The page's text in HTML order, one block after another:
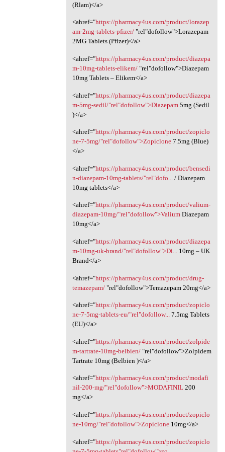
(Rlam)</a>
<ahref="https://pharmacy4us.com/product/lorazep
am-2mg-tablets-pfizer/"rel"dofollow">Lorazepam
2MG Tablets (Pfizer)</a>
<ahref="https://pharmacy4us.com/product/diazepa
m-10mg-tablets-elikem/‎"rel"dofollow">Diazepam
10mg Tablets – Elikem</a>
<ahref="https://pharmacy4us.com/product/diazepa
m-5mg-sedil/"rel"dofollow">Diazepam5mg (Sedil
)</a>
<ahref="https://pharmacy4us.com/product/zopiclo
ne-7-5mg/"rel"dofollow">Zopiclone7.5mg (Blue)
</a>
<ahref="https://pharmacy4us.com/product/bensedi
n-diazepam-10mg-tablets/"rel"dofo...
/ Diazepam
10mg tablets</a>
<ahref="https://pharmacy4us.com/product/valium-
diazepam-10mg/"rel"dofollow">ValiumDiazepam
10mg</a>
<ahref="https://pharmacy4us.com/product/diazepa
m-10mg-uk-brand/"rel"dofollow">Di...
10mg – UK
Brand</a>
<ahref="https://pharmacy4us.com/product/drug-
temazepam/‎"rel"dofollow">Temazepam 20mg</a>
<ahref="https://pharmacy4us.com/product/zopiclo
ne-7-5mg-tablets-eu/"rel"dofollow...7.5mg Tablets
(EU)</a>
<ahref="https://pharmacy4us.com/product/zolpide
m-tartrate-10mg-belbien/‎"rel"dofollow">Zolpidem
Tartrate 10mg (Belbien )</a>
<ahref="https://pharmacy4us.com/product/modafi
nil-200-mg/"rel"dofollow">MODAFINIL200
mg</a>
<ahref="https://pharmacy4us.com/product/zopiclo
ne-10mg/"rel"dofollow">Zopiclone10mg</a>
<ahref="https://pharmacy4us.com/product/zopiclo